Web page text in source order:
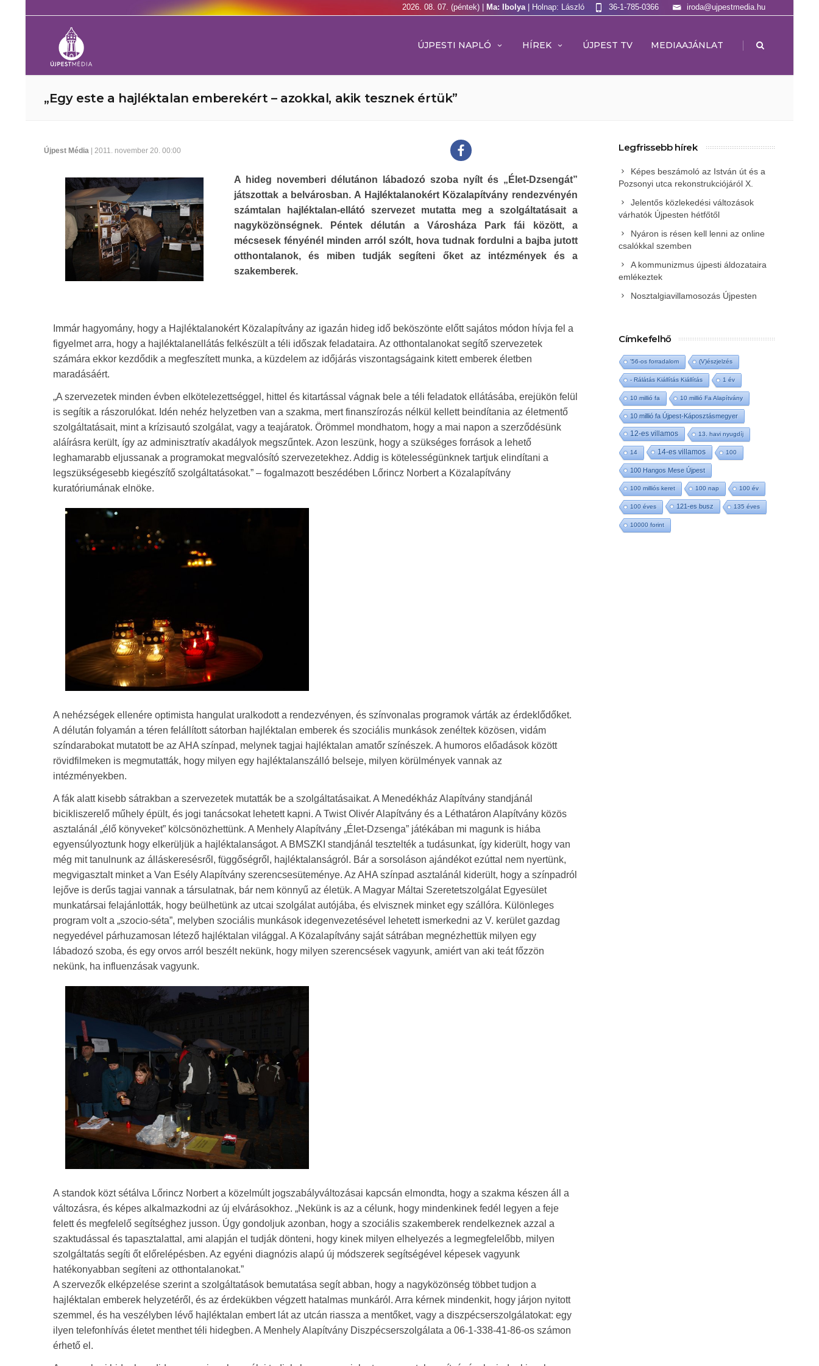
2026. 08. 07. (péntek) | Ma: Ibolya | Holnap: László iroda@ujpestmedia.hu
36-1-785-0366
ÚJPESTI NAPLÓ HÍREK ÚJPEST TV MEDIAAJÁNLAT |
„Egy este a hajléktalan emberekért – azokkal, akik tesznek értük”
Újpest Média | 2011. november 20. 00:00
A hideg novemberi délutánon lábadozó szoba nyílt és „Élet-Dzsengát”
játszottak a belvárosban. A Hajléktalanokért Közalapítvány rendezvényén
számtalan hajléktalan-ellátó szervezet mutatta meg a szolgáltatásait a
nagyközönségnek. Péntek délután a Városháza Park fái között, a
mécsesek fényénél minden arról szólt, hova tudnak fordulni a bajba jutott
otthontalanok, és miben tudják segíteni őket az intézmények és a
szakemberek.
Immár hagyomány, hogy a Hajléktalanokért Közalapítvány az igazán hideg idő beköszönte előtt sajátos módon hívja fel a
figyelmet arra, hogy a hajléktalanellátás felkészült a téli időszak feladataira. Az otthontalanokat segítő szervezetek
számára ekkor kezdődik a megfeszített munka, a küzdelem az időjárás viszontagságaink kitett emberek életben
maradásáért.
„A szervezetek minden évben elkötelezettséggel, hittel és kitartással vágnak bele a téli feladatok ellátásába, erejükön felül
is segítik a rászorulókat. Idén nehéz helyzetben van a szakma, mert finanszírozás nélkül kellett beindítania az életmentő
szolgáltatásait, mint a krízisautó szolgálat, vagy a teajáratok. Örömmel mondhatom, hogy a mai napon a szerződésünk
aláírásra került, így az adminisztratív akadályok megszűntek. Azon leszünk, hogy a szükséges források a lehető
leghamarabb eljussanak a programokat megvalósító szervezetekhez. Addig is kötelességünknek tartjuk elindítani a
legszükségesebb kiegészítő szolgáltatásokat.” – fogalmazott beszédében Lőrincz Norbert a Közalapítvány
kuratóriumának elnöke.
A nehézségek ellenére optimista hangulat uralkodott a rendezvényen, és színvonalas programok várták az érdeklődőket.
A délután folyamán a téren felállított sátorban hajléktalan emberek és szociális munkások zenéltek közösen, vidám
színdarabokat mutatott be az AHA színpad, melynek tagjai hajléktalan amatőr színészek. A humoros előadások között
rövidfilmeken is megmutatták, hogy milyen egy hajléktalanszálló belseje, milyen körülmények vannak az
intézményekben.
A fák alatt kisebb sátrakban a szervezetek mutatták be a szolgáltatásaikat. A Menedékház Alapítvány standjánál
bicikliszerelő műhely épült, és jogi tanácsokat lehetett kapni. A Twist Olivér Alapítvány és a Léthatáron Alapítvány közös
asztalánál „élő könyveket” kölcsönözhettünk. A Menhely Alapítvány „Élet-Dzsenga” játékában mi magunk is hiába
egyensúlyoztunk hogy elkerüljük a hajléktalanságot. A BMSZKI standjánál tesztelték a tudásunkat, így kiderült, hogy van
még mit tanulnunk az álláskeresésről, függőségről, hajléktalanságról. Bár a sorsoláson ajándékot ezúttal nem nyertünk,
megvigasztalt minket a Van Esély Alapítvány szerencsesüteménye. Az AHA színpad asztalánál kiderült, hogy a színpadról
lejőve is derűs tagjai vannak a társulatnak, bár nem könnyű az életük. A Magyar Máltai Szeretetszolgálat Egyesület
munkatársai felajánlották, hogy beülhetünk az utcai szolgálat autójába, és elvisznek minket egy szállóra. Különleges
program volt a „szocio-séta”, melyben szociális munkások idegenvezetésével lehetett ismerkedni az V. kerület gazdag
negyedével párhuzamosan létező hajléktalan világgal. A Közalapítvány saját sátrában megnézhettük milyen egy
lábadozó szoba, és egy orvos arról beszélt nekünk, hogy milyen szerencsések vagyunk, amiért van aki teát főzzön
nekünk, ha influenzásak vagyunk.
A standok közt sétálva Lőrincz Norbert a közelmúlt jogszabályváltozásai kapcsán elmondta, hogy a szakma készen áll a
változásra, és képes alkalmazkodni az új elvárásokhoz. „Nekünk is az a célunk, hogy mindenkinek fedél legyen a feje
felett és megfelelő segítséghez jusson. Úgy gondoljuk azonban, hogy a szociális szakemberek rendelkeznek azzal a
szaktudással és tapasztalattal, ami alapján el tudják dönteni, hogy kinek milyen elhelyezés a legmegfelelőbb, milyen
szolgáltatás segíti őt előrelépésben. Az egyéni diagnózis alapú új módszerek segítségével képesek vagyunk
hatékonyabban segíteni az otthontalanokat.”
A szervezők elképzelése szerint a szolgáltatások bemutatása segít abban, hogy a nagyközönség többet tudjon a
hajléktalan emberek helyzetéről, és az érdekükben végzett hatalmas munkáról. Arra kérnek mindenkit, hogy járjon nyitott
szemmel, és ha veszélyben lévő hajléktalan embert lát az utcán riassza a mentőket, vagy a diszpécserszolgálatokat: egy
ilyen telefonhívás életet menthet téli hidegben. A Menhely Alapítvány Diszpécserszolgálata a 06-1-338-41-86-os számon
érhető el.
Legfrissebb hírek
Képes beszámoló az István út és a
Pozsonyi utca rekonstrukciójáról X.
Jelentős közlekedési változások
várhatók Újpesten hétfőtől
Nyáron is résen kell lenni az online
csalókkal szemben
A kommunizmus újpesti áldozataira
emlékeztek
Nosztalgiavillamosozás Újpesten
Címkefelhő
'56-os forradalom (V)észjelzés
- Rálátás Kiállítás Kiállítás 1 év
10 millió fa 10 millió Fa Alapítvány
10 millió fa Újpest-Káposztásmegyer
12-es villamos 13. havi nyugdíj
14 14-es villamos 100
100 Hangos Mese Újpest
100 milliós keret 100 nap 100 év
100 éves 121-es busz 135 éves
10000 forint